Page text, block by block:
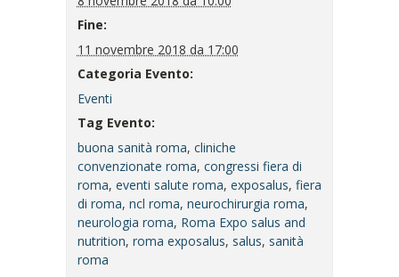
Fine:
11 novembre 2018 da 17:00
Categoria Evento:
Eventi
Tag Evento:
buona sanità roma, cliniche
convenzionate roma, congressi fiera di
roma, eventi salute roma, exposalus, fiera
di roma, ncl roma, neurochirurgia roma,
neurologia roma, Roma Expo salus and
nutrition, roma exposalus, salus, sanità
roma